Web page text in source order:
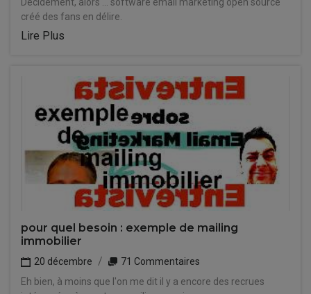
créé des fans en délire.
Lire Plus
pour quel besoin : exemple de mailing
immobilier
20 décembre
71 Commentaires
Eh bien, à moins que l'on me dit il y a encore des recrues